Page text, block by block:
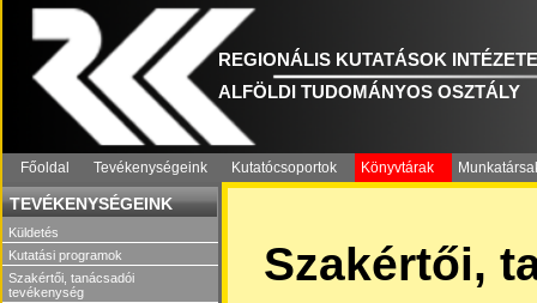
REGIONÁLIS KUTATÁSOK INTÉZETE
ALFÖLDI TUDOMÁNYOS OSZTÁLY
Főoldal Tevékenységeink Kutatócsoportok Könyvtárak
TEVÉKENYSÉGEINK
Küldetés
Kutatási programok
Szakértői, tanácsadói
tevékenység
Szakértői,